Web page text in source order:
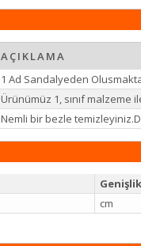
AÇIKLAMA
1 Ad Sandalyeden
Ürünümüz 1, sınıf malzeme
Nemli bir bezle
Genişlik
cm